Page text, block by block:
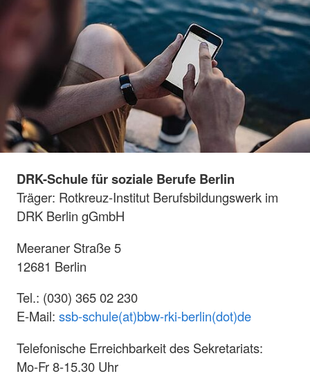
DRK-Schule für soziale Berufe Berlin
Träger: Rotkreuz-Institut Berufsbildungswerk im
DRK Berlin gGmbH
Meeraner Straße 5
12681 Berlin
Tel.: (030) 365 02 230
E-Mail: ssb-schule(at)bbw-rki-berlin(dot)de
Telefonische Erreichbarkeit des Sekretariats:
Mo-Fr 8-15.30 Uhr